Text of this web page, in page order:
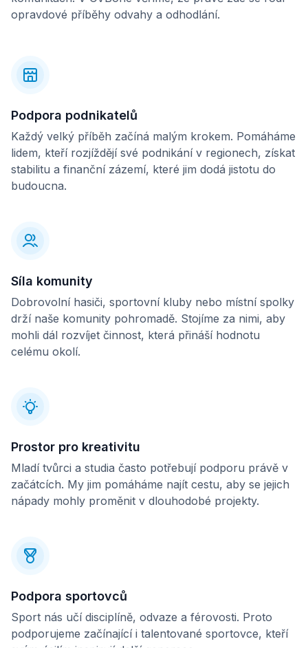
opravdové příběhy odvahy a odhodlání.
Podpora podnikatelů
Každý velký příběh začíná malým krokem. Pomáháme
lidem, kteří rozjíždějí své podnikání v regionech, získat
stabilitu a finanční zázemí, které jim dodá jistotu do
budoucna.
Síla komunity
Dobrovolní hasiči, sportovní kluby nebo místní spolky
drží naše komunity pohromadě. Stojíme za nimi, aby
mohli dál rozvíjet činnost, která přináší hodnotu
celému okolí.
Prostor pro kreativitu
Mladí tvůrci a studia často potřebují podporu právě v
začátcích. My jim pomáháme najít cestu, aby se jejich
nápady mohly proměnit v dlouhodobé projekty.
Podpora sportovců
Sport nás učí disciplíně, odvaze a férovosti. Proto
podporujeme začínající i talentované sportovce, kteří